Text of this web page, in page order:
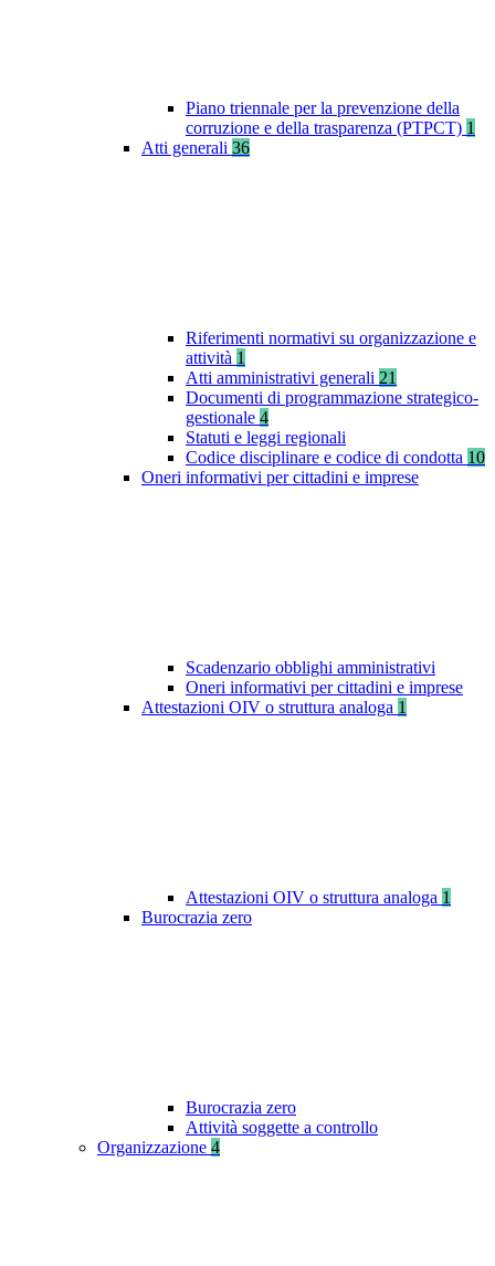
Piano triennale per la prevenzione della
corruzione e della trasparenza (PTPCT) 1
Atti generali 36
Riferimenti normativi su organizzazione e
attività 1
Atti amministrativi generali 21
Documenti di programmazione strategico-
gestionale 4
Statuti e leggi regionali
Codice disciplinare e codice di condotta 10
Oneri informativi per cittadini e imprese
Scadenzario obblighi amministrativi
Oneri informativi per cittadini e imprese
Attestazioni OIV o struttura analoga 1
Attestazioni OIV o struttura analoga 1
Burocrazia zero
Burocrazia zero
Attività soggette a controllo
Organizzazione 4